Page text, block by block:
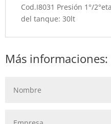
Cod.I8031 Presión 1°/
del tanque: 30lt
Más informaciones: